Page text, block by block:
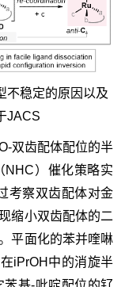
不稳定的原因以及
JACS
双齿配体配位的半
NHC）催化策略实
考察双齿配体对金
缩小双齿配体的二
平面化的苯并喹啉
iPrOH中的消旋半